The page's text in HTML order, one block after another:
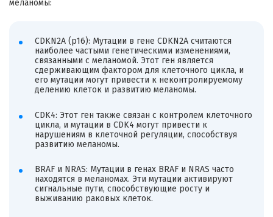
меланомы:
CDKN2A (p16): Мутации в гене CDKN2A считаются
наиболее частыми генетическими изменениями,
связанными с меланомой. Этот ген является
сдерживающим фактором для клеточного цикла, и
его мутации могут привести к неконтролируемому
делению клеток и развитию меланомы.
CDK4: Этот ген также связан с контролем клеточного
цикла, и мутации в CDK4 могут привести к
нарушениям в клеточной регуляции, способствуя
развитию меланомы.
BRAF и NRAS: Мутации в генах BRAF и NRAS часто
находятся в меланомах. Эти мутации активируют
сигнальные пути, способствующие росту и
выживанию раковых клеток.